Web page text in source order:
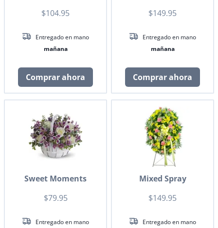
$104.95
Entregado en mano
mañana
Comprar ahora
$149.95
Entregado en mano
mañana
Comprar ahora
Sweet Moments
$79.95
Entregado en mano
Mixed Spray
$149.95
Entregado en mano